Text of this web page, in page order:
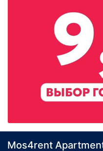
Mos4rent